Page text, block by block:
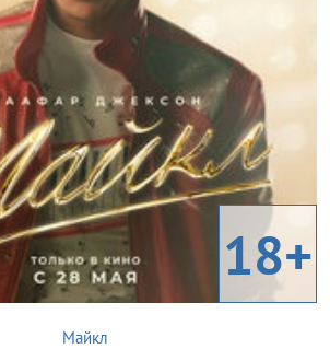
18+
Майкл